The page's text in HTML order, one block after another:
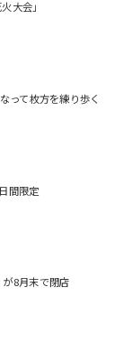
大会」
って枚方を練り歩く
間限定
8月末で閉店